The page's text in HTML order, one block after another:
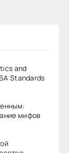
and
Standards
мифов